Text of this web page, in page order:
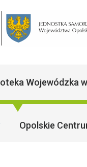
Main
Wojewódzka
Opolskie